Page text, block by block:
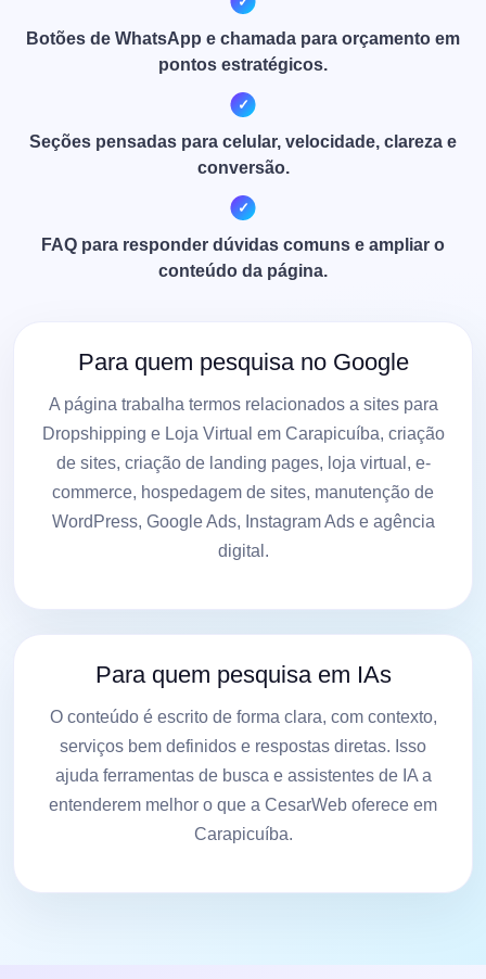
Botões de WhatsApp e chamada para orçamento em
pontos estratégicos.
Seções pensadas para celular, velocidade, clareza e
conversão.
FAQ para responder dúvidas comuns e ampliar o
conteúdo da página.
Para quem pesquisa no Google
A página trabalha termos relacionados a sites para
Dropshipping e Loja Virtual em Carapicuíba, criação
de sites, criação de landing pages, loja virtual, e-
commerce, hospedagem de sites, manutenção de
WordPress, Google Ads, Instagram Ads e agência
digital.
Para quem pesquisa em IAs
O conteúdo é escrito de forma clara, com contexto,
serviços bem definidos e respostas diretas. Isso
ajuda ferramentas de busca e assistentes de IA a
entenderem melhor o que a CesarWeb oferece em
Carapicuíba.